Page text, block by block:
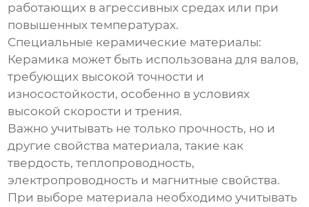
работающих в агрессивных средах или при
повышенных температурах.
Специальные керамические материалы:
Керамика может быть использована для валов,
требующих высокой точности и
износостойкости, особенно в условиях
высокой скорости и трения.
Важно учитывать не только прочность, но и
другие свойства материала, такие как
твердость, теплопроводность,
электропроводность и магнитные свойства.
При выборе материала необходимо учитывать